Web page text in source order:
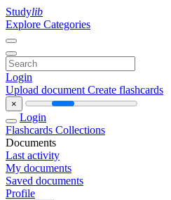
Studylib
Explore Categories
Login
Upload document Create flashcards
×
Login
Flashcards Collections
Documents
Last activity
My documents
Saved documents
Profile